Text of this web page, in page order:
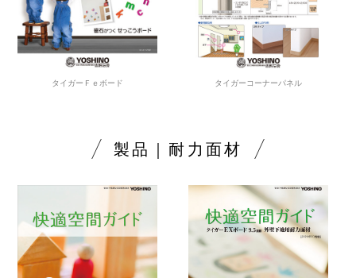
タイガーＦｅボード タイガーコーナーパネル
製品｜耐力面材